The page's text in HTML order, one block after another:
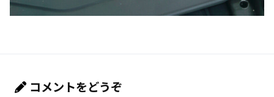
コメントをどうぞ